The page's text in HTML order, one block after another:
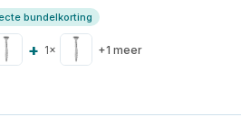
bundelkorting
+ 1× +1 meer